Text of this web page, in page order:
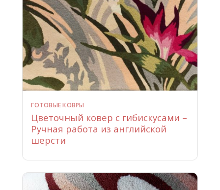
ГОТОВЫЕ КОВРЫ
Цветочный ковер с гибискусами –
Ручная работа из английской
шерсти